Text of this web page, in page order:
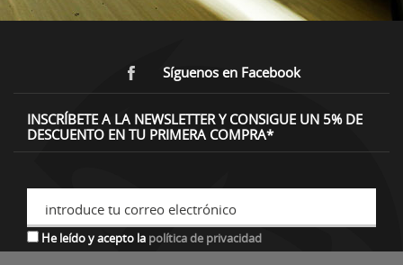
Síguenos en Facebook
INSCRÍBETE A LA NEWSLETTER Y CONSIGUE UN 5% DE
DESCUENTO EN TU PRIMERA COMPRA*
introduce tu correo electrónico
He leído y acepto la política de privacidad